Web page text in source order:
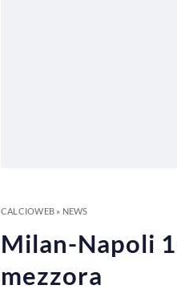
CALCIOWEB» NEWS
Milan-Napoli
mezzora